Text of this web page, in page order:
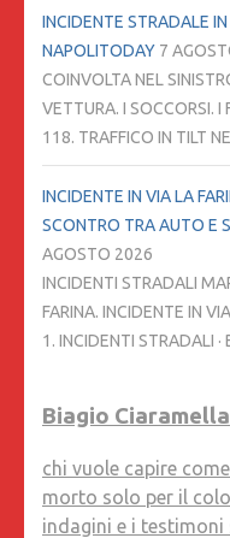
INCIDENTE STRADALE
NAPOLITODAY 7
COINVOLTA NEL
VETTURA. I SOCCORSI. I
118. TRAFFICO IN TILT
INCIDENTE IN VIA LA
SCONTRO TRA AUTO E
AGOSTO 2026
INCIDENTI STRADALI
FARINA. INCIDENTE IN
1. INCIDENTI STRADALI ·
Biagio Ciaramella
chi vuole capire
morto solo per il
indagini e i testimoni